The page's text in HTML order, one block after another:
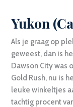
Yukon
Als je graag op
geweest, dan is
Dawson City was
Gold Rush, nu is
leuke winkeltjes
tachtig procent